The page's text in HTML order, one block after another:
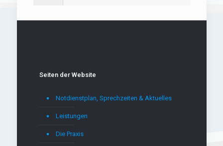
Seiten der Website
Notdienstplan, Sprechzeiten & Aktuelles
Leistungen
Die Praxis